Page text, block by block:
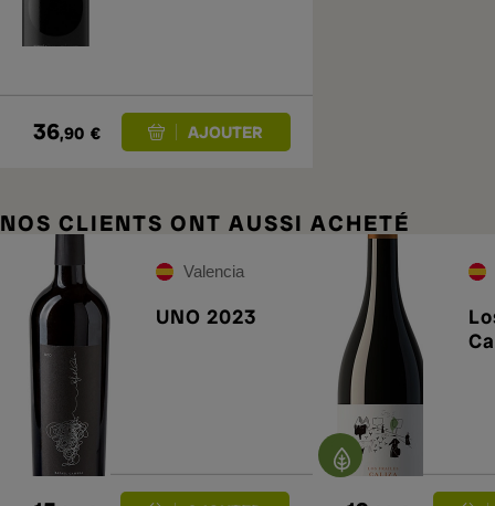
36,90 €
NOS CLIENTS ONT AUSSI ACHETÉ
Valencia
UNO 2023